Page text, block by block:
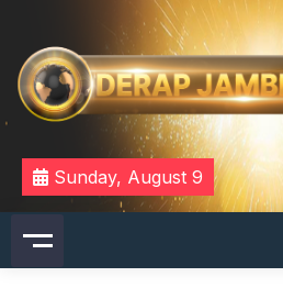
content
DERAPJAMBI
Sunday, August 9